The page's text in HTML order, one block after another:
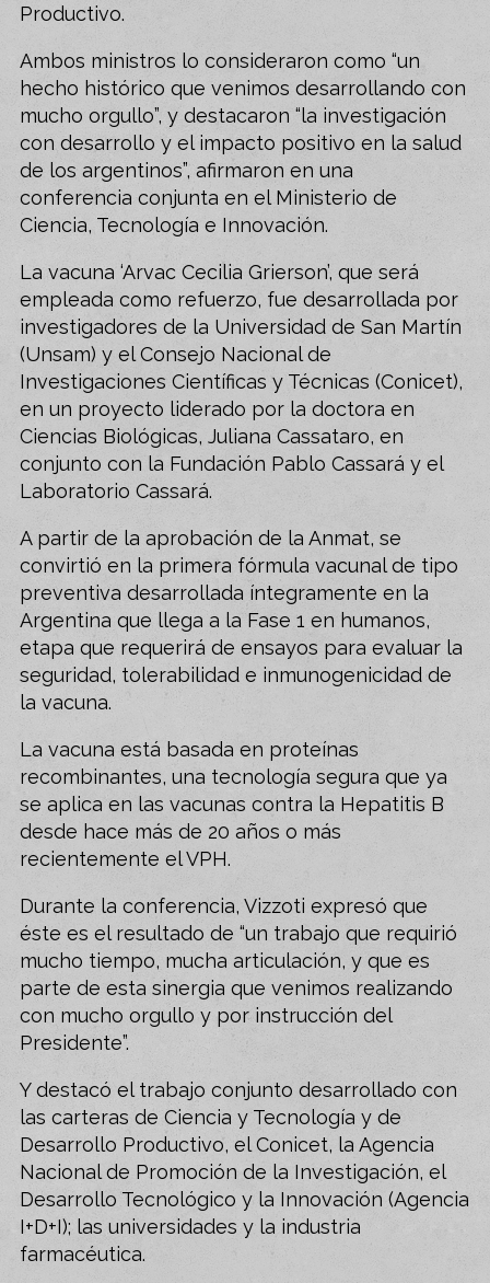
Productivo.
Ambos ministros lo consideraron como “un
hecho histórico que venimos desarrollando con
mucho orgullo”, y destacaron “la investigación
con desarrollo y el impacto positivo en la salud
de los argentinos”, afirmaron en una
conferencia conjunta en el Ministerio de
Ciencia, Tecnología e Innovación.
La vacuna ‘Arvac Cecilia Grierson’, que será
empleada como refuerzo, fue desarrollada por
investigadores de la Universidad de San Martín
(Unsam) y el Consejo Nacional de
Investigaciones Científicas y Técnicas (Conicet),
en un proyecto liderado por la doctora en
Ciencias Biológicas, Juliana Cassataro, en
conjunto con la Fundación Pablo Cassará y el
Laboratorio Cassará.
A partir de la aprobación de la Anmat, se
convirtió en la primera fórmula vacunal de tipo
preventiva desarrollada íntegramente en la
Argentina que llega a la Fase 1 en humanos,
etapa que requerirá de ensayos para evaluar la
seguridad, tolerabilidad e inmunogenicidad de
la vacuna.
La vacuna está basada en proteínas
recombinantes, una tecnología segura que ya
se aplica en las vacunas contra la Hepatitis B
desde hace más de 20 años o más
recientemente el VPH.
Durante la conferencia, Vizzoti expresó que
éste es el resultado de “un trabajo que requirió
mucho tiempo, mucha articulación, y que es
parte de esta sinergia que venimos realizando
con mucho orgullo y por instrucción del
Presidente”.
Y destacó el trabajo conjunto desarrollado con
las carteras de Ciencia y Tecnología y de
Desarrollo Productivo, el Conicet, la Agencia
Nacional de Promoción de la Investigación, el
Desarrollo Tecnológico y la Innovación (Agencia
I+D+I); las universidades y la industria
farmacéutica.